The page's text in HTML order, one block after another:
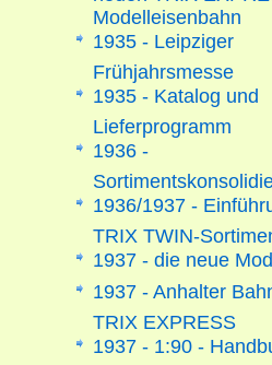
Modelleisenbahn
1935 - Leipziger
Frühjahrsmesse
1935 - Katalog und
Lieferprogramm
1936 -
1936/1937 -
TRIX TWIN-
1937 - die neue
1937 - Anhalter
TRIX EXPRESS
1937 - 1:90 -